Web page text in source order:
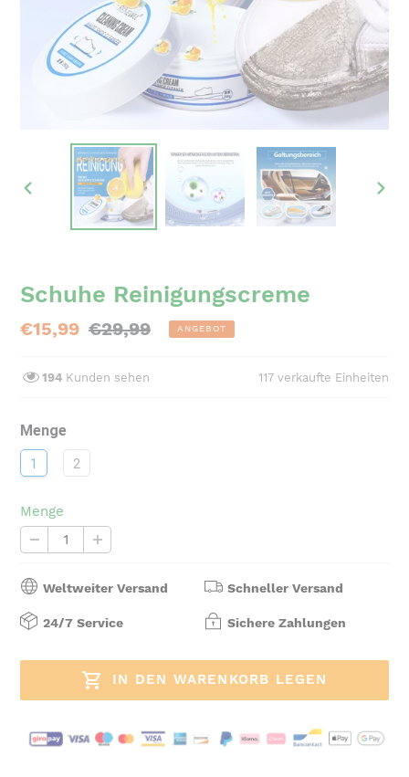
VORHERIGER
SCHIEBER
Schuhe Reinigungscreme
Sonderpreis
€15,99 Normaler
€29,99 ANGEBOT
194 Kunden sehen 117 verkaufte Einheiten
Menge
1 2
Menge
Weltweiter Versand Schneller Versand
24/7 Service Sichere Zahlungen
IN DEN WARENKORB LEGEN